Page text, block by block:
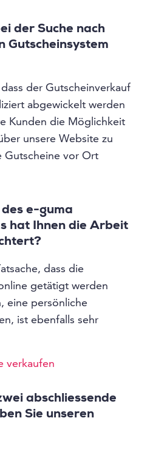
der Suche nach
Gutscheinsystem
der Gutscheinverkauf
abgewickelt werden
Kunden die Möglichkeit
unsere Website zu
Gutscheine vor Ort
e-guma
hat Ihnen die Arbeit
dass die
getätigt werden
eine persönliche
ist ebenfalls sehr
verkaufen
abschliessende
Sie unseren